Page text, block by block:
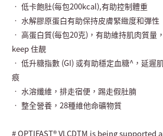
• 低卡飽肚(每包200kcal),有助控制體重
• 水解膠原蛋白有助保持皮膚緊緻度和彈性
• 高蛋白質(每包20克)，有助維持肌肉質量
keep 住靚
• 低升糖指數 (GI) 或有助穩定血糖^，延遲
痕
• 水溶纖維，排走宿便，踢走假肚腩
• 整全營養，28種維他命礦物質
# OPTIFAST® VLCDTM is being supported